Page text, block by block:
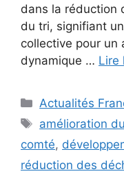
dans la réduction
du tri, signifiant
collective pour un
dynamique … Lire
Catégories
Actualités
Étiquettes
amélioration
comté,
réduction des